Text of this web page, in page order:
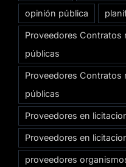
opinión pública
Proveedores Contratos
públicas
Proveedores Contratos
públicas
Proveedores en
Proveedores en
proveedores